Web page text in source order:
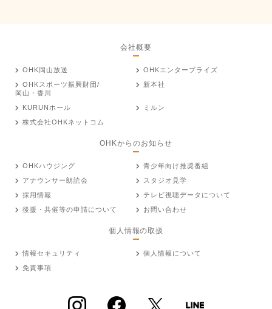
会社概要
OHK岡山放送
OHKエンタープライズ
OHKスポーツ振興財団/
岡山・香川
新本社
KURUNホール
ミルン
株式会社OHKネットコム
OHKからのお知らせ
OHKハウジング
青少年向け推奨番組
アナウンサー朗読会
スタジオ見学
採用情報
テレビ視聴データについて
後援・共催等の申請について
お問い合わせ
個人情報の取扱
情報セキュリティ
個人情報について
免責事項